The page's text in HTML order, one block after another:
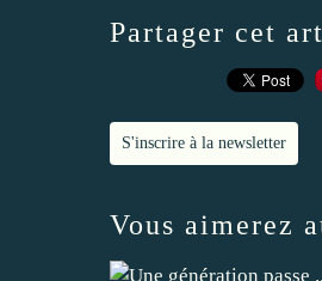
Partager cet
S'inscrire à la newsletter
Vous aimerez